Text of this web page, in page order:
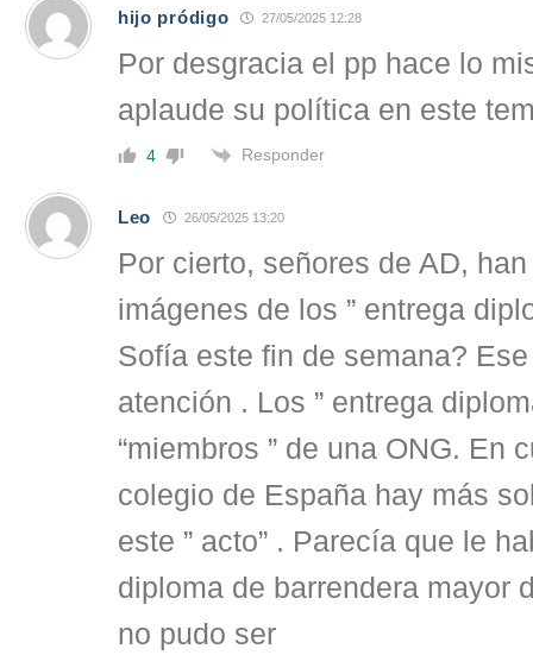
hijo pródigo 27/05/2025 12:28
Por desgracia el pp hace lo
aplaude su política en este
4 Responder
Leo 26/05/2025 13:20
Por cierto, señores de AD,
imágenes de los ” entrega
Sofía este fin de semana? Ese
atención . Los ” entrega
“miembros ” de una ONG. En
colegio de España hay más
este ” acto” . Parecía que le
diploma de barrendera mayor
no pudo ser